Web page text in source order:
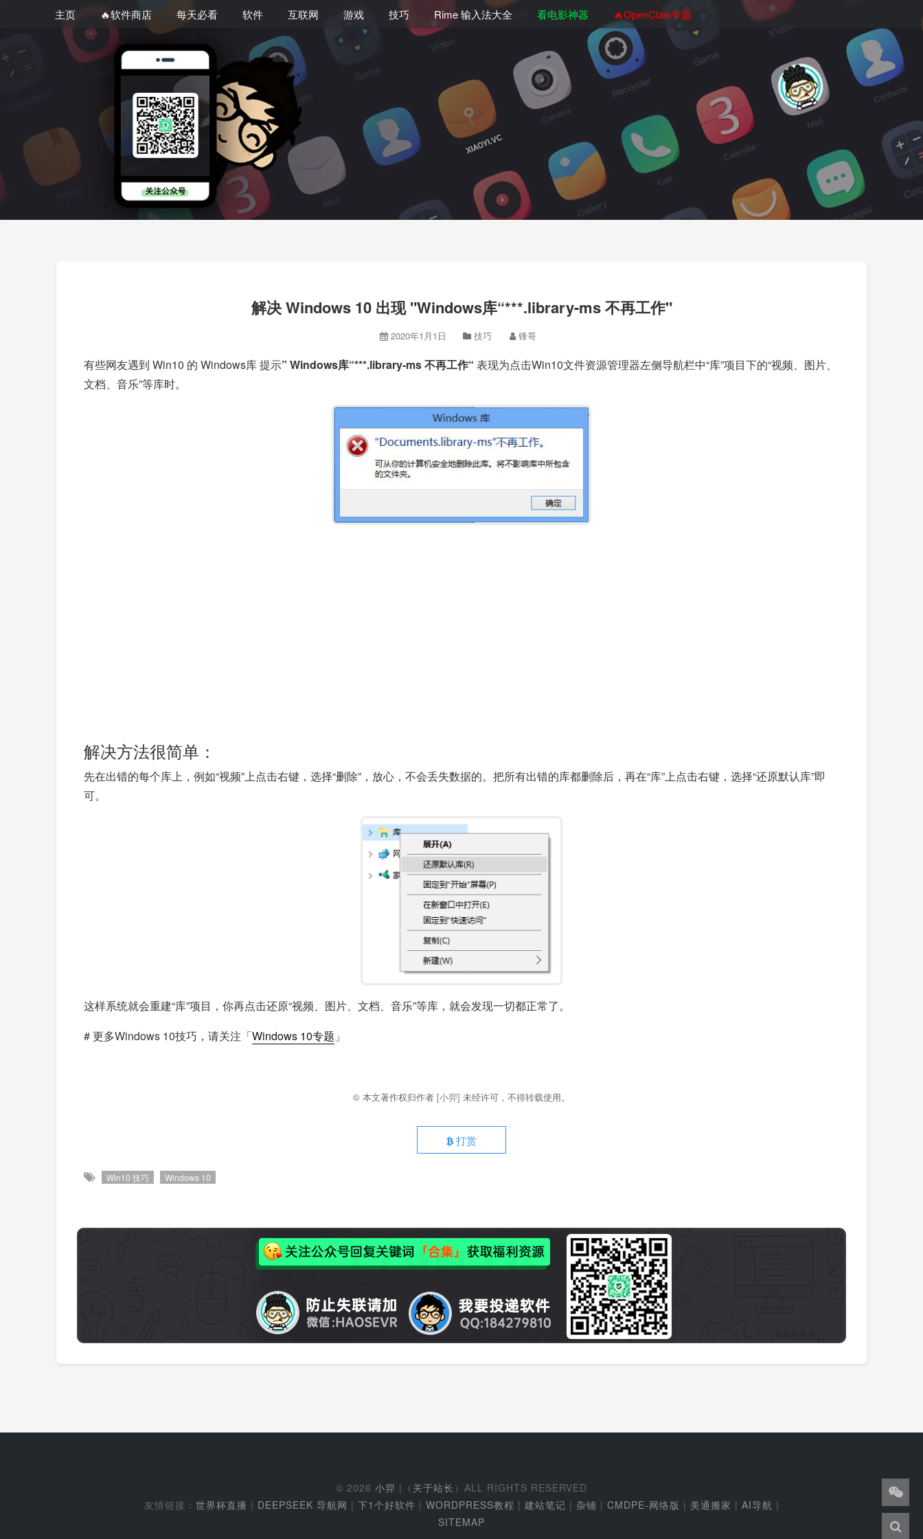
主页 🔥软件商店 每天必看 软件 互联网 游戏 技巧 Rime 输入法大全 看电影神器 🔥OpenClaw专题
解决 Windows 10 出现 "Windows库“***.library-ms 不再工作"
2020年1月1日 技巧 锋哥
有些网友遇到 Win10 的 Windows库 提示” Windows库“***.library-ms 不再工作“ 表现为点击Win10文件资源管理器左侧导航栏中“库”项目下的“视频、图片、
文档、音乐”等库时。
解决方法很简单：
先在出错的每个库上，例如“视频”上点击右键，选择“删除”，放心，不会丢失数据的。把所有出错的库都删除后，再在“库”上点击右键，选择“还原默认库”即
可。
这样系统就会重建“库”项目，你再点击还原“视频、图片、文档、音乐”等库，就会发现一切都正常了。
# 更多Windows 10技巧，请关注「Windows 10专题 」
© 本文著作权归作者 [小羿] 未经许可，不得转载使用。
打赏
Win10 技巧 Windows 10
© 2026 小羿 |（ 关于站长 ）ALL RIGHTS RESERVED
友情链接： 世界杯直播 | DEEPSEEK 导航网 | 下1个好软件 | WORDPRESS教程 | 建站笔记 | 杂铺 | CMDPE-网络版 | 美通搬家 | AI导航 |
SITEMAP